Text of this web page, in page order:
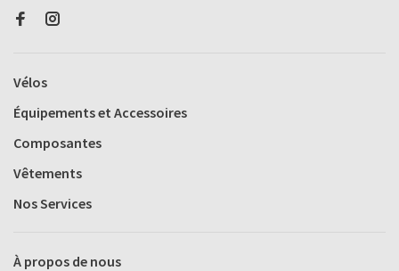
Vélos
Équipements et Accessoires
Composantes
Vêtements
Nos Services
À propos de nous